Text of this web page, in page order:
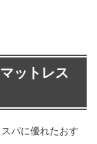
ットレス
パに優れたおす